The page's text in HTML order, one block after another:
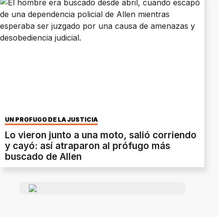
UN PRÓFUGO DE LA JUSTICIA
Lo vieron junto a una moto, salió corriendo
y cayó: así atraparon al prófugo más
buscado de Allen